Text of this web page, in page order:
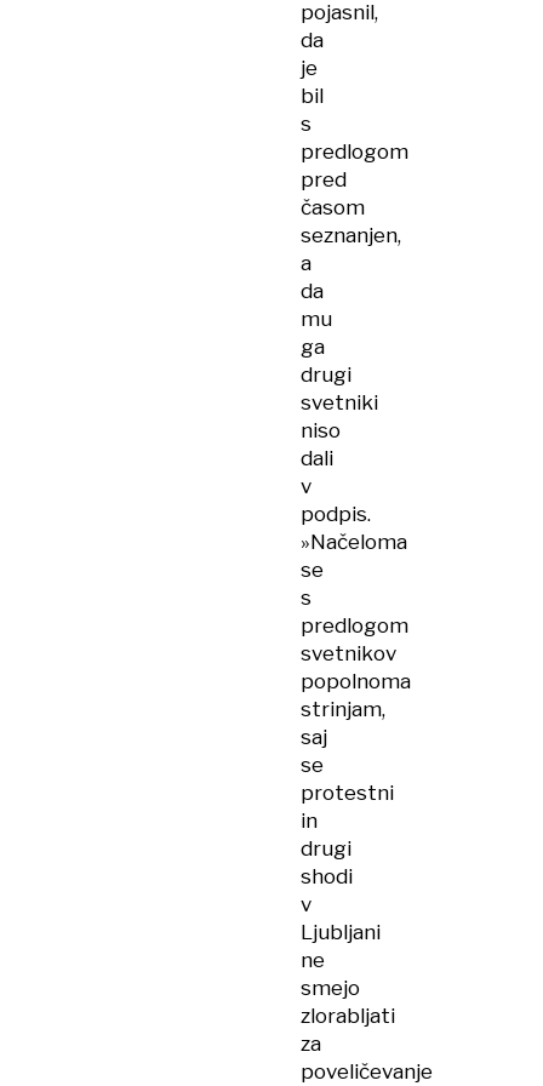
pojasnil,
da
je
bil
s
predlogom
pred
časom
seznanjen,
a
da
mu
ga
drugi
svetniki
niso
dali
v
podpis.
»Načeloma
se
s
predlogom
svetnikov
popolnoma
strinjam,
saj
se
protestni
in
drugi
shodi
v
Ljubljani
ne
smejo
zlorabljati
za
poveličevanje